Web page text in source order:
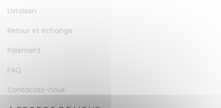
Livraison
Retour et échange
Paiement
FAQ
Contactez-nous